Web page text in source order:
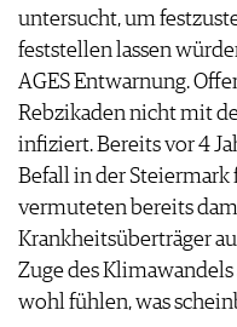
PRESSE
untersucht, um
feststellen lassen
AGES Entwarnung.
Rebzikaden nicht mit
infiziert. Bereits vor 4
Befall in der
vermuteten bereits
Krankheitsüberträger
Zuge des
wohl fühlen, was